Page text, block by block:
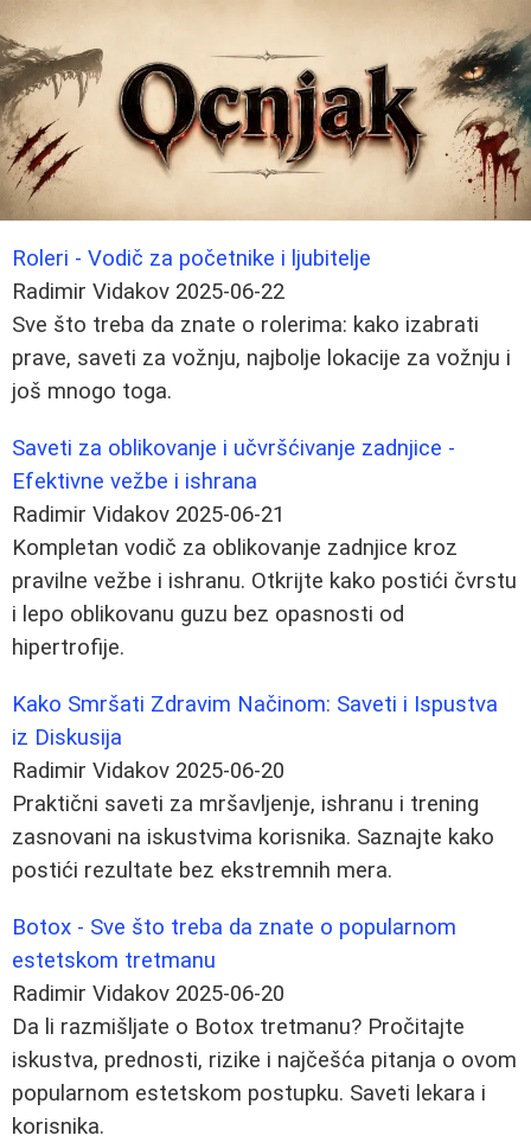
Roleri - Vodič za početnike i ljubitelje
Radimir Vidakov 2025-06-22
Sve što treba da znate o rolerima: kako izabrati
prave, saveti za vožnju, najbolje lokacije za vožnju i
još mnogo toga.
Saveti za oblikovanje i učvršćivanje zadnjice -
Efektivne vežbe i ishrana
Radimir Vidakov 2025-06-21
Kompletan vodič za oblikovanje zadnjice kroz
pravilne vežbe i ishranu. Otkrijte kako postići čvrstu
i lepo oblikovanu guzu bez opasnosti od
hipertrofije.
Kako Smršati Zdravim Načinom: Saveti i Ispustva
iz Diskusija
Radimir Vidakov 2025-06-20
Praktični saveti za mršavljenje, ishranu i trening
zasnovani na iskustvima korisnika. Saznajte kako
postići rezultate bez ekstremnih mera.
Botox - Sve što treba da znate o popularnom
estetskom tretmanu
Radimir Vidakov 2025-06-20
Da li razmišljate o Botox tretmanu? Pročitajte
iskustva, prednosti, rizike i najčešća pitanja o ovom
popularnom estetskom postupku. Saveti lekara i
korisnika.